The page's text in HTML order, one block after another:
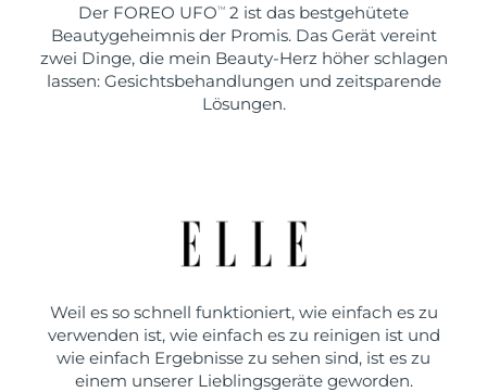
Der FOREO UFO TM
2 ist das bestgehütete
Beautygeheimnis der Promis. Das Gerät vereint
zwei Dinge, die mein Beauty-Herz höher schlagen
lassen: Gesichtsbehandlungen und zeitsparende
Lösungen.
Weil es so schnell funktioniert, wie einfach es zu
verwenden ist, wie einfach es zu reinigen ist und
wie einfach Ergebnisse zu sehen sind, ist es zu
einem unserer Lieblingsgeräte geworden.